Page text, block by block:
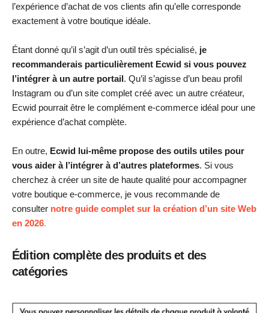
l’expérience d’achat de vos clients afin qu’elle corresponde
exactement à votre boutique idéale.
Étant donné qu’il s’agit d’un outil très spécialisé, je
recommanderais particulièrement Ecwid si vous pouvez
l’intégrer à un autre portail. Qu’il s’agisse d’un beau profil
Instagram ou d’un site complet créé avec un autre créateur,
Ecwid pourrait être le complément e-commerce idéal pour une
expérience d’achat complète.
En outre, Ecwid lui-même propose des outils utiles pour
vous aider à l’intégrer à d’autres plateformes. Si vous
cherchez à créer un site de haute qualité pour accompagner
votre boutique e-commerce, je vous recommande de
consulter notre guide complet sur la création d’un site Web
en 2026.
Édition complète des produits et des
catégories